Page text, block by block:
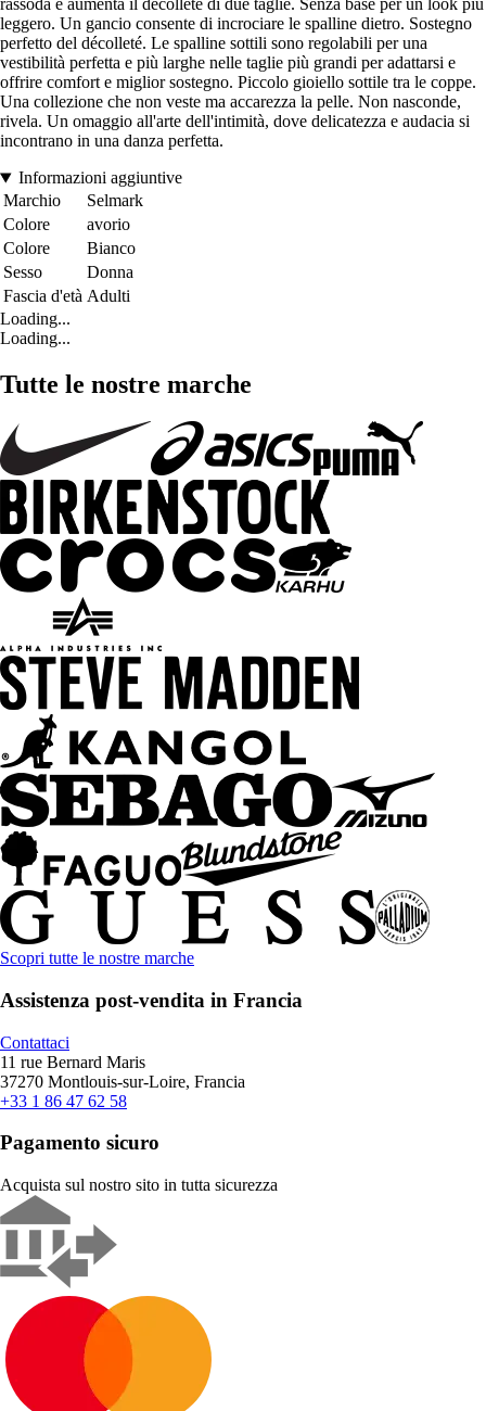
rassoda e aumenta il décolleté di due taglie. Senza base per un look più
leggero. Un gancio consente di incrociare le spalline dietro. Sostegno
perfetto del décolleté. Le spalline sottili sono regolabili per una
vestibilità perfetta e più larghe nelle taglie più grandi per adattarsi e
offrire comfort e miglior sostegno. Piccolo gioiello sottile tra le coppe.
Una collezione che non veste ma accarezza la pelle. Non nasconde,
rivela. Un omaggio all'arte dell'intimità, dove delicatezza e audacia si
incontrano in una danza perfetta.
Informazioni aggiuntive
Marchio
Selmark
Colore
avorio
Colore
Bianco
Sesso
Donna
Fascia d'età Adulti
Loading...
Loading...
Tutte le nostre marche
Scopri tutte le nostre marche
Assistenza post-vendita in Francia
Contattaci
11 rue Bernard Maris
37270 Montlouis-sur-Loire, Francia
+33 1 86 47 62 58
Pagamento sicuro
Acquista sul nostro sito in tutta sicurezza